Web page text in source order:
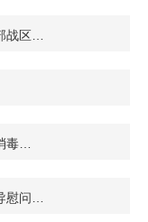
战区…
毒…
慰问…